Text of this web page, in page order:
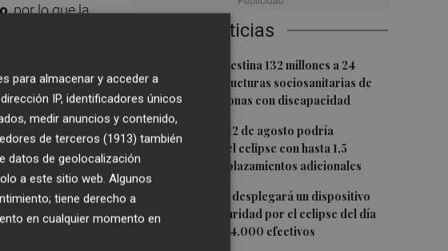
Últimas Noticias
La Generalitat destina 132 millones a 24
nuevas infraestructuras sociosanitarias de
mayores y personas con discapacidad
2 La movilidad el 12 de agosto podría
duplicarse por el eclipse con hasta 1,5
millones de desplazamientos adicionales
3
La Guardia Civil desplegará un dispositivo
especial de seguridad por el eclipse del día
12, con más de 24.000 efectivos
, por lo que la
que
días,
pasado
entre
los 0,59
de
para almacenar y acceder a
IP, identificadores únicos
medir anuncios y contenido,
de terceros (1913) también
datos de geolocalización
a este sitio web. Algunos
tiene derecho a
en cualquier momento en